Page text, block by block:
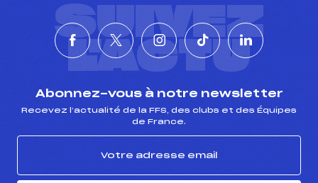
SUIVEZ
L'ACTU
Abonnez-vous à notre newsletter
Recevez l’actualité de la FFS, des clubs et des Équipes
de France.